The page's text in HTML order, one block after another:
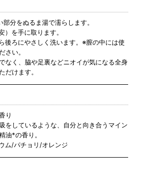
分をぬるま湯で濡らします。
）を手に取ります。
後ろにやさしく洗います。※膣の中には使
さい。
なく、脇や足裏などニオイが気になる全身
だけます。
り
をしているような、自分と向き合うマイン
油*の香り。
ム/パチョリ/オレンジ